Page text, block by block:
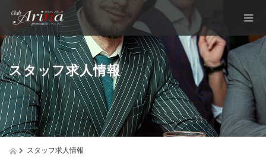
スタッフ求人情報
スタッフ求人情報